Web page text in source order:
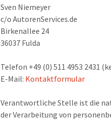
Sven Niemeyer
c/o AutorenServices.de
Birkenallee 24
36037 Fulda
Telefon +49 (0) 511 4953 2431
E-Mail: Kontaktformular
Verantwortliche Stelle ist die
der Verarbeitung von